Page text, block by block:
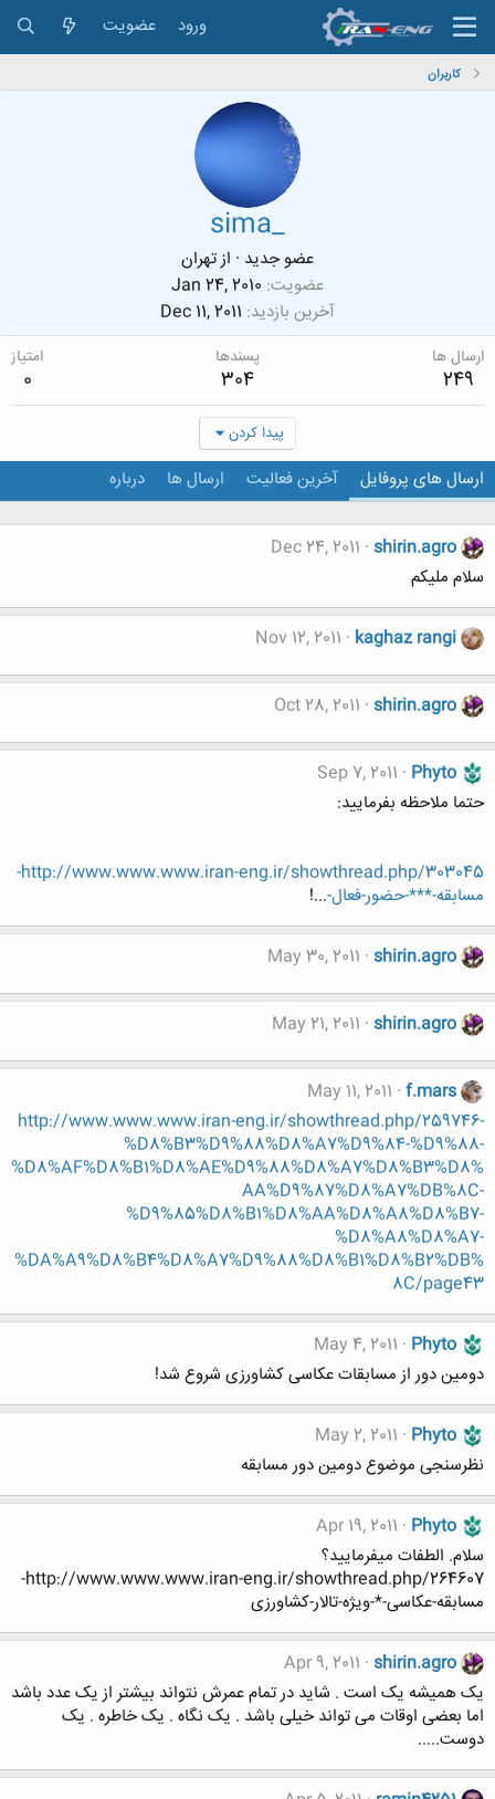
ورود عضویت
کاربران
sima_
عضو جدید · ازتهران
عضویت Jan 24, 2010
آخرین بازدید Dec 11, 2011
ارسال ها
249
پسندها
304
امتیاز
0
پیدا کردن
ارسال های پروفایل آخرین فعالیت ارسال ها درباره
shirin.agro
Dec 24, 2011
سلام ملیکم
kaghaz rangi
Nov 12, 2011
shirin.agro
Oct 28, 2011
Phyto
Sep 7, 2011
حتما ملاحظه بفرمایید:
http://www.www.www.iran-eng.ir/showthread.php/303045-
مسابقه-***-حضور-فعال-...!
shirin.agro
May 30, 2011
shirin.agro
May 21, 2011
f.mars
May 11, 2011
http://www.www.www.iran-eng.ir/showthread.php/259746-
%D8%B3%D9%88%D8%A7%D9%84-%D9%88-
%D8%AF%D8%B1%D8%AE%D9%88%D8%A7%D8%B3%D8%
AA%D9%87%D8%A7%DB%8C-
%D9%85%D8%B1%D8%AA%D8%A8%D8%B7-
%D8%A8%D8%A7-
%DA%A9%D8%B4%D8%A7%D9%88%D8%B1%D8%B2%DB%
8C/page43
Phyto
May 4, 2011
دومین دور از مسابقات عکاسی کشاورزی شروع شد!
Phyto
May 2, 2011
نظرسنجی موضوع دومین دور مسابقه
Phyto
Apr 19, 2011
سلام. الطفات میفرمایید؟
http://www.www.www.iran-eng.ir/showthread.php/264607-
مسابقه-عکاسی-*-ویژه-تالار-کشاورزی
shirin.agro
Apr 9, 2011
یک همیشه یک است . شاید در تمام عمرش نتواند بیشتر از یک عدد باشد
اما بعضی اوقات می تواند خیلی باشد . یک نگاه . یک خاطره . یک
دوست.....